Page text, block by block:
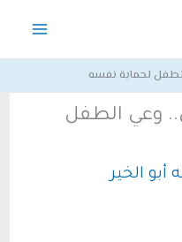
الطفل لحماية نفسه
وعي الطفل
أبو الخير